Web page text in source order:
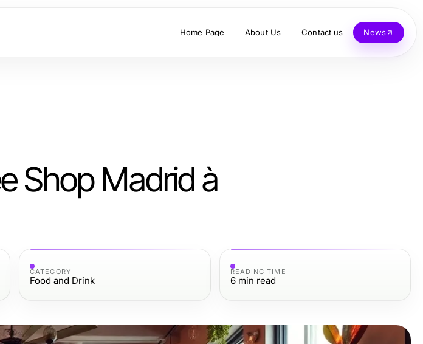
Home Page About Us Contact us News
Shop Madrid à
CATEGORY
Food and Drink
READING TIME
6 min read